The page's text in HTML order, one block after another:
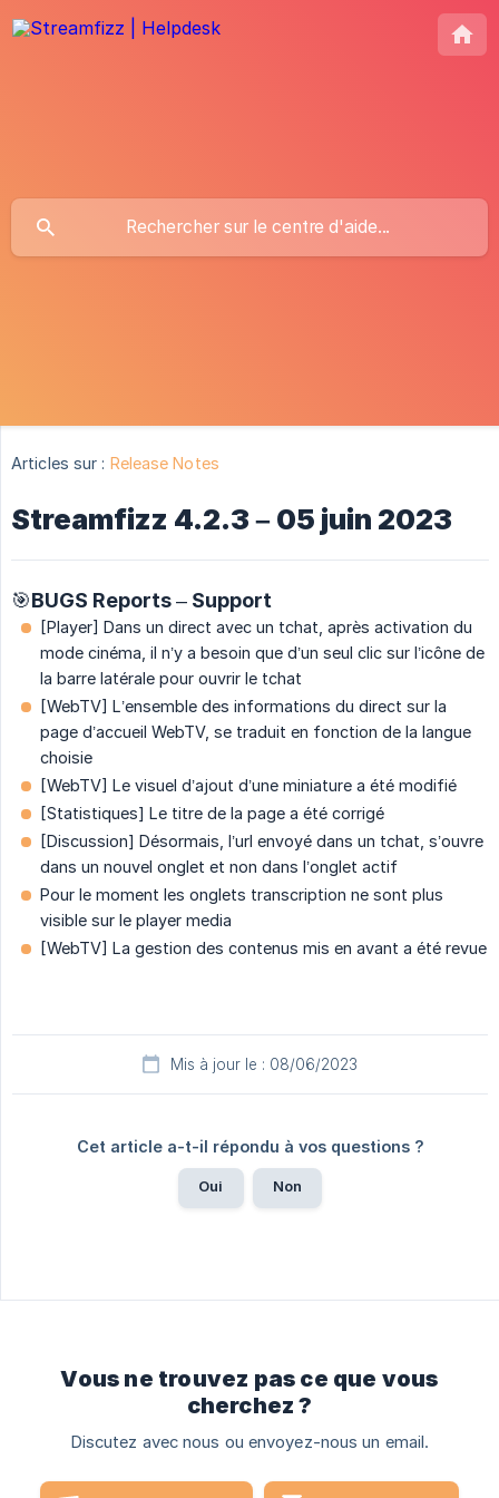
Articles sur : Release Notes
Streamfizz 4.2.3 – 05 juin 2023
🎯BUGS Reports – Support
[Player] Dans un direct avec un tchat, après activation du
mode cinéma, il n’y a besoin que d’un seul clic sur l’icône de
la barre latérale pour ouvrir le tchat
[WebTV] L’ensemble des informations du direct sur la
page d’accueil WebTV, se traduit en fonction de la langue
choisie
[WebTV] Le visuel d’ajout d’une miniature a été modifié
[Statistiques] Le titre de la page a été corrigé
[Discussion] Désormais, l’url envoyé dans un tchat, s’ouvre
dans un nouvel onglet et non dans l’onglet actif
Pour le moment les onglets transcription ne sont plus
visible sur le player media
[WebTV] La gestion des contenus mis en avant a été revue
Mis à jour le : 08/06/2023
Cet article a-t-il répondu à vos questions ?
Oui Non
Vous ne trouvez pas ce que vous
cherchez ?
Discutez avec nous ou envoyez-nous un email.